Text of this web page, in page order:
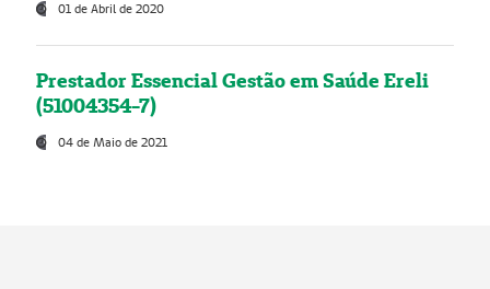
01 de Abril de 2020
Prestador Essencial Gestão em Saúde Ereli
(51004354-7)
04 de Maio de 2021